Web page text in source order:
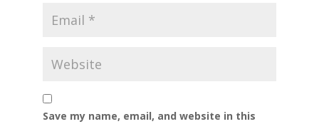
Save my name, email, and website in this